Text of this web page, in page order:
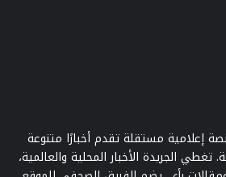
إعلامية مستقلة تقدم أخبارًا متنوعة
الجريدة الأخبار المحلية والعالمية،